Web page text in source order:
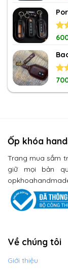
Ốp khóa
Trang mua sắm
giữ mọi bản
Về chúng tôi
Giới thiệu